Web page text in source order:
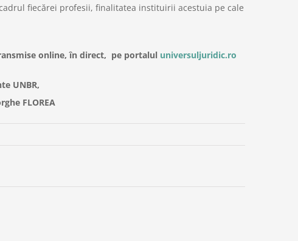
fiecărei profesii, finalitatea instituirii acestuia pe cale
online, în direct, pe portalul universuljuridic.ro
UNBR,
FLOREA